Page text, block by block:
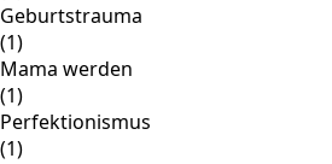
Geburtstrauma
(1)
Mama werden
(1)
Perfektionismus
(1)